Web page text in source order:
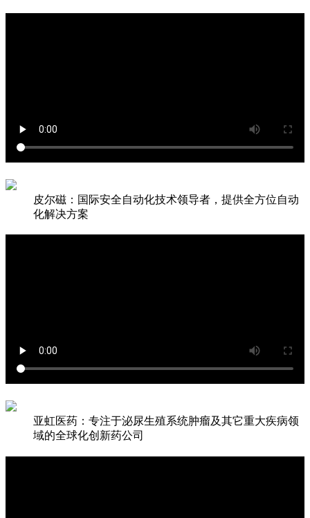
皮尔磁：国际安全自动化技术领导者，提供全方位自动
化解决方案
亚虹医药：专注于泌尿生殖系统肿瘤及其它重大疾病领
域的全球化创新药公司